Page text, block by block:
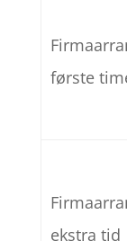
første
ekstra tid